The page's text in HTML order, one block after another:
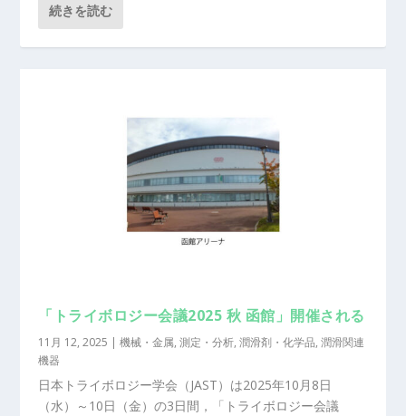
続きを読む
「トライボロジー会議2025 秋 函館」開催される
11月 12, 2025 |機械・金属,測定・分析,潤滑剤・化学品,潤滑関連
機器
日本トライボロジー学会（JAST）は2025年10月8日
（水）～10日（金）の3日間，「トライボロジー会議